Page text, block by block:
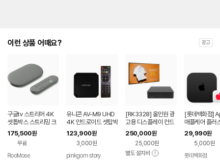
이런 상품 어때요? 광고
구글tv 스트리머 4K
셋톱박스 스트리밍 크
롬 캐스트 미국직구 회
색 32 GB 5세대
175,500원
무료
RooMose
유니콘 AV-M9 UHD
4K 안드로이드 셋탑박
스
123,900원
3,000원
pinkgom story
[RK3328] 올인원 광
고용 디스플레이 컨드
롤보드 옥타코어 안드
로이드 셋탑박스
250,000원
25,000원
별도 설치비
[롯데백화점]
애플케어 플러
TV)
7
29,990원
5,000원
롯데백화점